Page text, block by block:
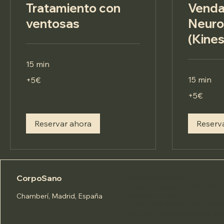
Tratamiento con
ventosas
15 min
+5€
Reservar ahora
15 min
+5€
CorpoSano
Chamberí, Madrid, España